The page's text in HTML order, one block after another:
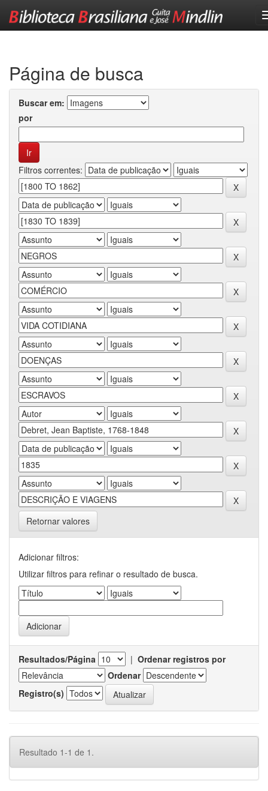
Página de busca
Buscar em:
por
Filtros correntes:
Retornar valores
Adicionar filtros:
Utilizar filtros para refinar o resultado de busca.
Resultados/Página | Ordenar registros por
Ordenar
Registro(s)
Resultado 1-1 de 1.